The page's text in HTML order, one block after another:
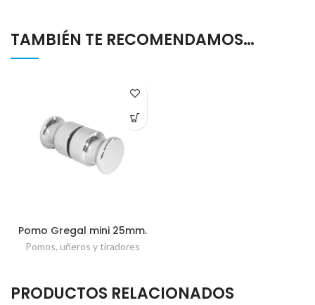
TAMBIÉN TE RECOMENDAMOS…
Pomo Gregal mini 25mm.
Pomos, uñeros y tiradores
PRODUCTOS RELACIONADOS